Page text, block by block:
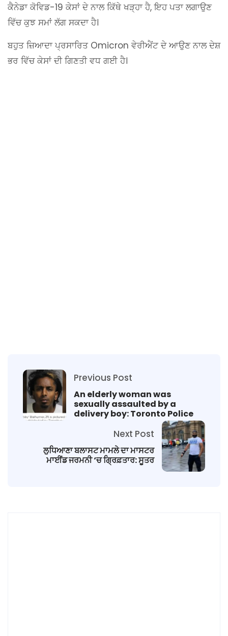
ਕੈਨੇਡਾ ਕੋਵਿਡ-19 ਕੇਸਾਂ ਦੇ ਨਾਲ ਕਿੱਥੇ ਖੜ੍ਹਾ ਹੈ, ਇਹ ਪਤਾ ਲਗਾਉਣ
ਵਿੱਚ ਕੁਝ ਸਮਾਂ ਲੱਗ ਸਕਦਾ ਹੈ।
ਬਹੁਤ ਜ਼ਿਆਦਾ ਪ੍ਰਸਾਰਿਤ Omicron ਵੇਰੀਐਂਟ ਦੇ ਆਉਣ ਨਾਲ ਦੇਸ਼
ਭਰ ਵਿੱਚ ਕੇਸਾਂ ਦੀ ਗਿਣਤੀ ਵਧ ਗਈ ਹੈ।
Previous Post
An elderly woman was
sexually assaulted by a
delivery boy: Toronto Police
Next Post
ਲੁਧਿਆਣਾ ਬਲਾਸਟ ਮਾਮਲੇ ਦਾ ਮਾਸਟਰ
ਮਾਈਂਡ ਜਰਮਨੀ ‘ਚ ਗ੍ਰਿਫ਼ਤਾਰ: ਸੂਤਰ